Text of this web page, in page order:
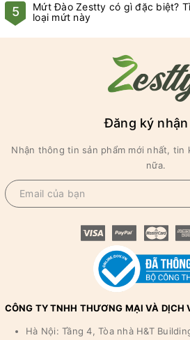
5
Mứt Đào Zestty có gì đặc biệt?
loại mứt này
Đăng ký
Nhận thông tin sản phẩm mới nhất, tin
nữa.
CÔNG TY TNHH THƯƠNG MẠI VÀ DỊCH
Hà Nội: Tầng 4, Tòa nhà H&T